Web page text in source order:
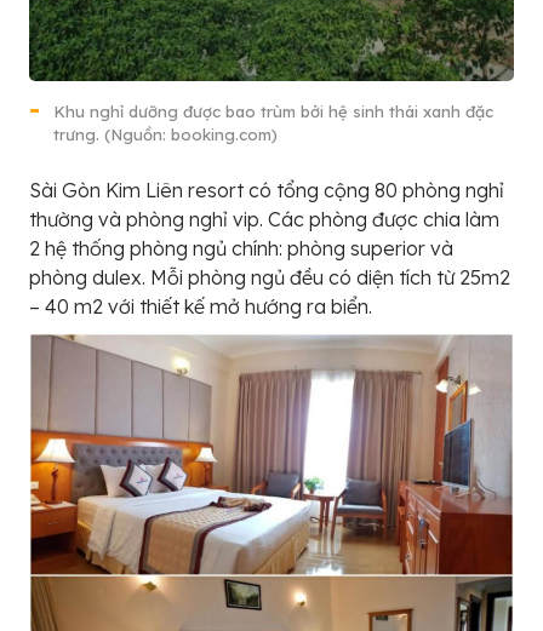
Khu nghỉ dưỡng được bao trùm bởi hệ sinh thái xanh đặc
trưng. (Nguồn: booking.com)
Sài Gòn Kim Liên resort có tổng cộng 80 phòng nghỉ
thường và phòng nghỉ vip. Các phòng được chia làm
2 hệ thống phòng ngủ chính: phòng superior và
phòng dulex. Mỗi phòng ngủ đều có diện tích từ 25m2
– 40 m2 với thiết kế mở hướng ra biển.